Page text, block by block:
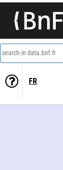
search in data.bnf.fr
FR